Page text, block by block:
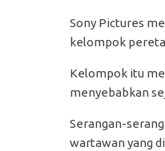
Sony Pictures
kelompok
Kelompok itu
menyebabkan
Serangan-
wartawan yang